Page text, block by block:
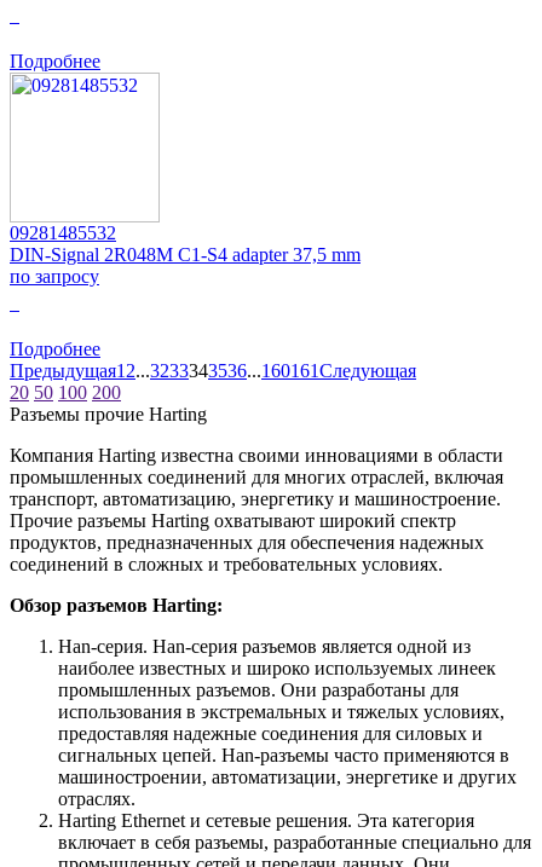
Подробнее
09281485532
DIN-Signal 2R048M C1-S4 adapter 37,5 mm
по запросу
Подробнее
Предыдущая1 2...3233343536...160161Следующая
20 50 100 200
Разъемы прочие Harting
Компания Harting известна своими инновациями в области
промышленных соединений для многих отраслей, включая
транспорт, автоматизацию, энергетику и машиностроение.
Прочие разъемы Harting охватывают широкий спектр
продуктов, предназначенных для обеспечения надежных
соединений в сложных и требовательных условиях.
Обзор разъемов Harting:
Han-серия. Han-серия разъемов является одной из
наиболее известных и широко используемых линеек
промышленных разъемов. Они разработаны для
использования в экстремальных и тяжелых условиях,
предоставляя надежные соединения для силовых и
сигнальных цепей. Han-разъемы часто применяются в
машиностроении, автоматизации, энергетике и других
отраслях.
Harting Ethernet и сетевые решения. Эта категория
включает в себя разъемы, разработанные специально для